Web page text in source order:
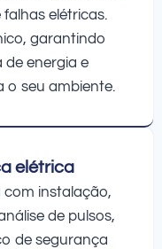
elétricas.
garantindo
de energia e
seu ambiente.
elétrica
com instalação,
de pulsos,
de segurança